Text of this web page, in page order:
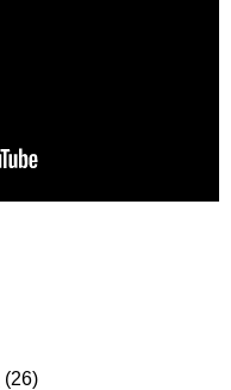
(26)